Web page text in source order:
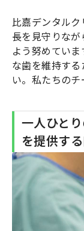
比嘉デンタル
長を見守りな
よう努めてい
な歯を維持す
い。私たちのチ
一人ひと
を提供す